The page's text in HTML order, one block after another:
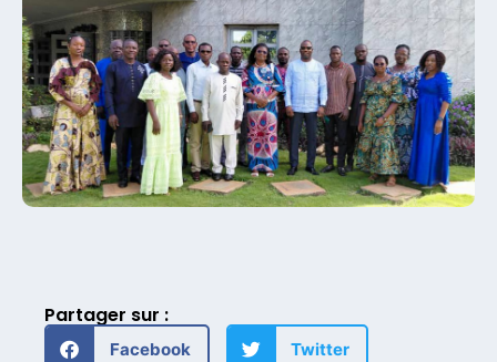
Partager sur :
Facebook Twitter